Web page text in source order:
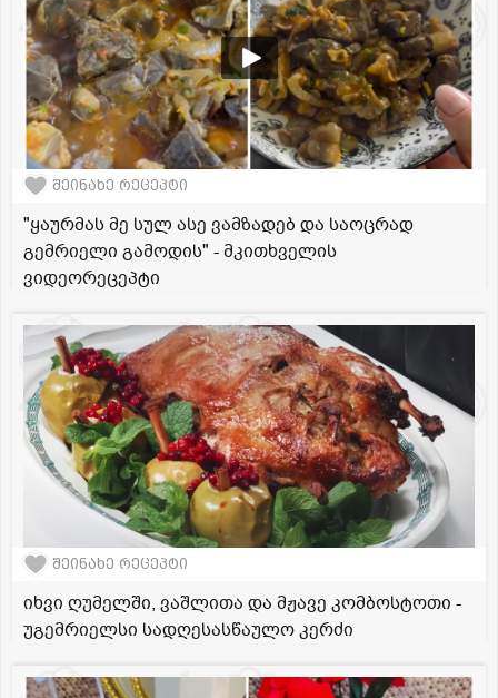
შეინახე რეცეპტი
"ყაურმას მე სულ ასე ვამზადებ და საოცრად
გემრიელი გამოდის" - მკითხველის
ვიდეორეცეპტი
შეინახე რეცეპტი
იხვი ღუმელში, ვაშლითა და მჟავე კომბოსტოთი -
უგემრიელსი სადღესასწაულო კერძი